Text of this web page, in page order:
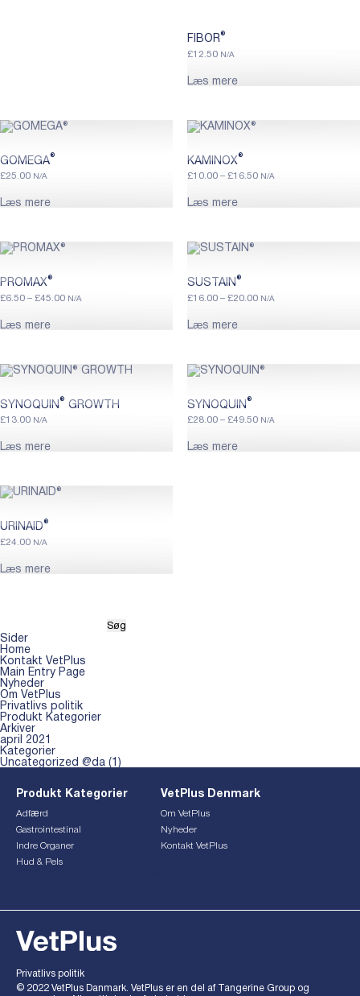
FIBOR®
£12.50 N/A
Læs mere
GOMEGA®
£25.00 N/A
Læs mere
KAMINOX®
£10.00 – £16.50Price
N/A
Læs mere
PROMAX®
£6.50 – £45.00Price
N/A
Læs mere
SUSTAIN®
£16.00 – £20.00Price
N/A
Læs mere
SYNOQUIN® GROWTH
£13.00 N/A
Læs mere
SYNOQUIN®
£28.00 – £49.50Price
N/A
Læs mere
URINAID®
£24.00 N/A
Læs mere
efter:
Sider
Home
Kontakt VetPlus
Main Entry Page
Nyheder
Om VetPlus
Privatlivs politik
Produkt Kategorier
Arkiver
april 2021
Kategorier
Uncategorized @da (1)
Produkt Kategorier
Adfærd
Gastrointestinal
Indre Organer
Hud & Pels
VetPlus Denmark
Om VetPlus
Nyheder
Kontakt VetPlus
Privatlivs politik
© 2022 VetPlus Danmark. VetPlus er en del af Tangerine Group og